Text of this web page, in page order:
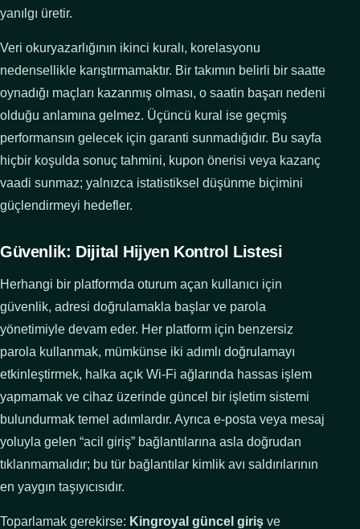
yanılgı üretir.
Veri okuryazarlığının ikinci kuralı, korelasyonu
nedensellikle karıştırmamaktır. Bir takımın belirli bir saatte
oynadığı maçları kazanmış olması, o saatin başarı nedeni
olduğu anlamına gelmez. Üçüncü kural ise geçmiş
performansın gelecek için garanti sunmadığıdır. Bu sayfa
hiçbir koşulda sonuç tahmini, kupon önerisi veya kazanç
vaadi sunmaz; yalnızca istatistiksel düşünme biçimini
güçlendirmeyi hedefler.
Güvenlik: Dijital Hijyen Kontrol Listesi
Herhangi bir platformda oturum açan kullanıcı için
güvenlik, adresi doğrulamakla başlar ve parola
yönetimiyle devam eder. Her platform için benzersiz
parola kullanmak, mümkünse iki adımlı doğrulamayı
etkinleştirmek, halka açık Wi-Fi ağlarında hassas işlem
yapmamak ve cihaz üzerinde güncel bir işletim sistemi
bulundurmak temel adımlardır. Ayrıca e-posta veya mesaj
yoluyla gelen “acil giriş” bağlantılarına asla doğrudan
tıklanmamalıdır; bu tür bağlantılar kimlik avı saldırılarının
en yaygın taşıyıcısıdır.
Toparlamak gerekirse: Kingroyal güncel giriş ve